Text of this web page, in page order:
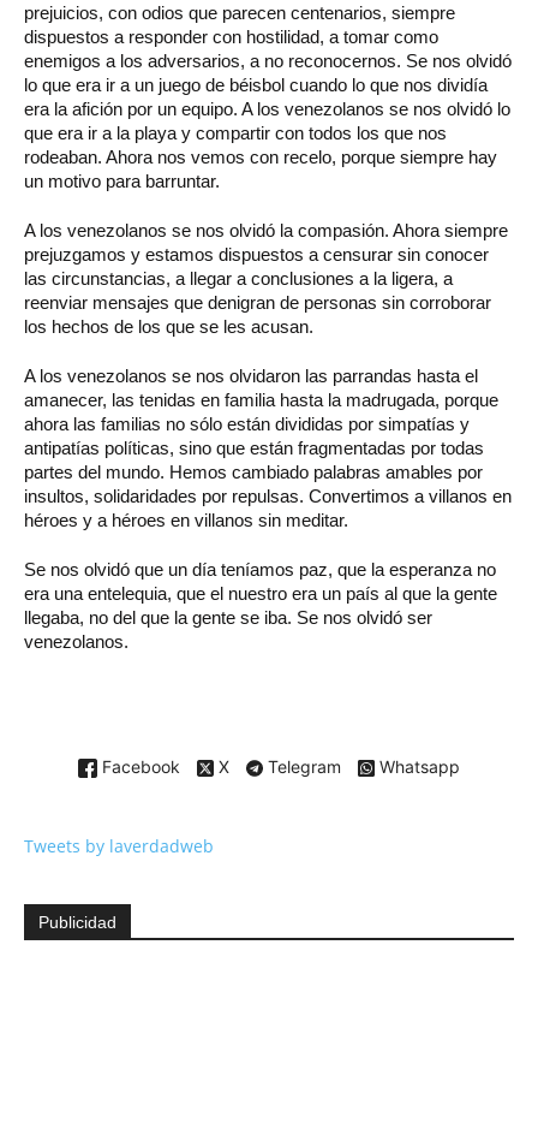
prejuicios, con odios que parecen centenarios, siempre
dispuestos a responder con hostilidad, a tomar como
enemigos a los adversarios, a no reconocernos. Se nos olvidó
lo que era ir a un juego de béisbol cuando lo que nos dividía
era la afición por un equipo. A los venezolanos se nos olvidó lo
que era ir a la playa y compartir con todos los que nos
rodeaban. Ahora nos vemos con recelo, porque siempre hay
un motivo para barruntar.
A los venezolanos se nos olvidó la compasión. Ahora siempre
prejuzgamos y estamos dispuestos a censurar sin conocer
las circunstancias, a llegar a conclusiones a la ligera, a
reenviar mensajes que denigran de personas sin corroborar
los hechos de los que se les acusan.
A los venezolanos se nos olvidaron las parrandas hasta el
amanecer, las tenidas en familia hasta la madrugada, porque
ahora las familias no sólo están divididas por simpatías y
antipatías políticas, sino que están fragmentadas por todas
partes del mundo. Hemos cambiado palabras amables por
insultos, solidaridades por repulsas. Convertimos a villanos en
héroes y a héroes en villanos sin meditar.
Se nos olvidó que un día teníamos paz, que la esperanza no
era una entelequia, que el nuestro era un país al que la gente
llegaba, no del que la gente se iba. Se nos olvidó ser
venezolanos.
Facebook X Telegram Whatsapp
Tweets by laverdadweb
Publicidad